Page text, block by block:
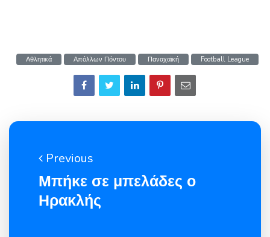
Αθλητικά Απόλλων Πόντου Παναχαϊκή Football League
Previous
Μπήκε σε μπελάδες ο
Ηρακλής